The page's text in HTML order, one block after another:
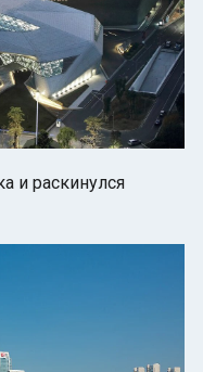
и раскинулся